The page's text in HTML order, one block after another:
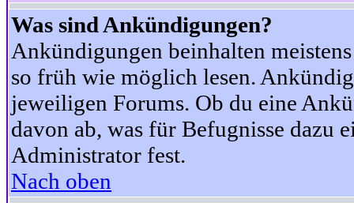
Was sind Ankündigungen?
Ankündigungen beinhalten
so früh wie möglich lesen.
jeweiligen Forums. Ob du eine
davon ab, was für Befugnisse dazu
Administrator fest.
Nach oben